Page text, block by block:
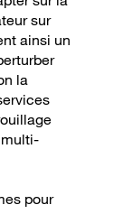
sur
ainsi un
la
multi-
pour